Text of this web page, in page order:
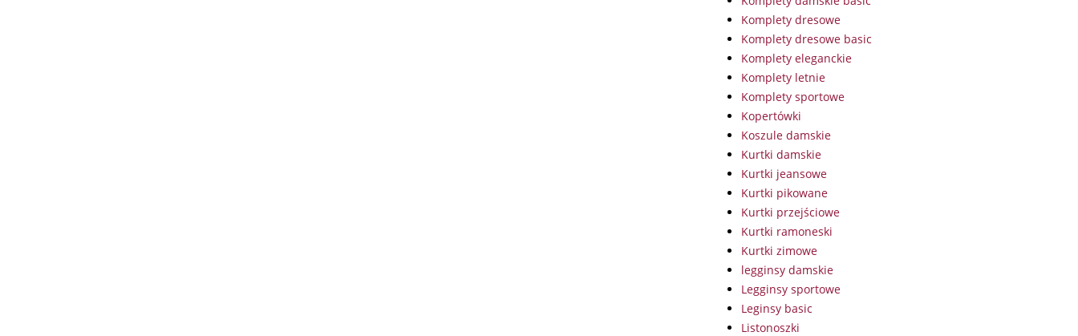
Komplety dresowe
Komplety dresowe basic
Komplety eleganckie
Komplety letnie
Komplety sportowe
Kopertówki
Koszule damskie
Kurtki damskie
Kurtki jeansowe
Kurtki pikowane
Kurtki przejściowe
Kurtki ramoneski
Kurtki zimowe
legginsy damskie
Legginsy sportowe
Leginsy basic
Listonoszki